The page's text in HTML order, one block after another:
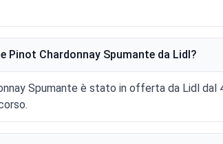
Pinot Chardonnay Spumante da Lidl?
Spumante è stato in offerta da Lidl